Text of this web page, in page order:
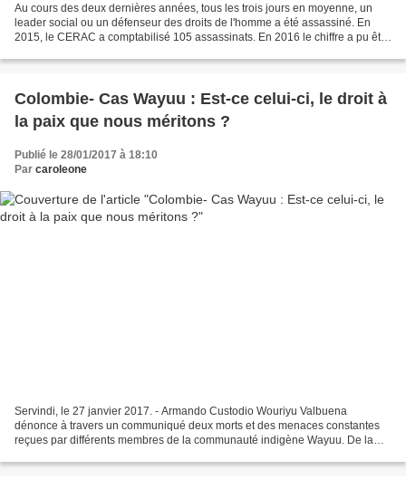
Au cours des deux dernières années, tous les trois jours en moyenne, un
leader social ou un défenseur des droits de l'homme a été assassiné. En
2015, le CERAC a comptabilisé 105 assassinats. En 2016 le chiffre a pu être
Colombie- Cas Wayuu : Est-ce celui-ci, le droit à
la paix que nous méritons ?
Publié le 28/01/2017 à 18:10
Par caroleone
Servindi, le 27 janvier 2017. - Armando Custodio Wouriyu Valbuena
dénonce à travers un communiqué deux morts et des menaces constantes
reçues par différents membres de la communauté indigène Wayuu. De la